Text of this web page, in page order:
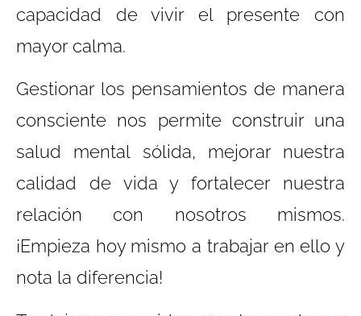
capacidad de vivir el presente con
mayor calma.
Gestionar los pensamientos de manera
consciente nos permite construir una
salud mental sólida, mejorar nuestra
calidad de vida y fortalecer nuestra
relación con nosotros mismos.
¡Empieza hoy mismo a trabajar en ello y
nota la diferencia!